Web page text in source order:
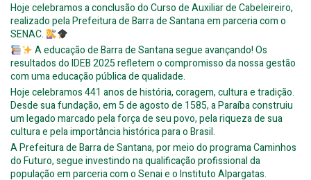
Hoje celebramos a conclusão do Curso de Auxiliar de Cabeleireiro,
realizado pela Prefeitura de Barra de Santana em parceria com o
SENAC.
A educação de Barra de Santana segue avançando! Os
resultados do IDEB 2025 refletem o compromisso da nossa gestão
com uma educação pública de qualidade.
Hoje celebramos 441 anos de história, coragem, cultura e tradição.
Desde sua fundação, em 5 de agosto de 1585, a Paraíba construiu
um legado marcado pela força de seu povo, pela riqueza de sua
cultura e pela importância histórica para o Brasil.
A Prefeitura de Barra de Santana, por meio do programa Caminhos
do Futuro, segue investindo na qualificação profissional da
população em parceria com o Senai e o Instituto Alpargatas.